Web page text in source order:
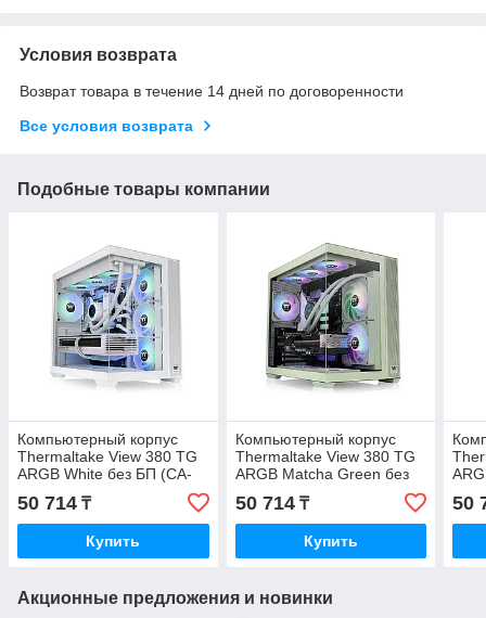
Условия возврата
Возврат товара в течение 14 дней по договоренности
Все условия возврата
Подобные товары компании
Компьютерный корпус
Thermaltake View 380 TG
ARGB White без БП (CA-
1Z2-00M6WN-00)
50 714 ₸
Купить
Компьютерный корпус
Thermaltake View 380 TG
ARGB Matcha Green без
БП (CA-1Z2-00MEWN-00)
50 714₸
Купить
50
Акционные предложения и новинки